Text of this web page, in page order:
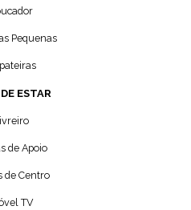
Pequenas
ESTAR
de Apoio
de Centro
TV